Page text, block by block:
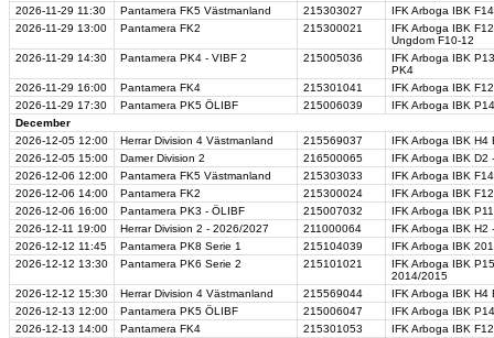
2026-11-29 11:30 Pantamera FK5 Västmanland 215303027
IFK Arboga IBK
2026-11-29 13:00 Pantamera FK2 215300021
IFK Arboga IBK
Ungdom F10-12
2026-11-29 14:30 Pantamera PK4 - VIBF 2 215005036
IFK Arboga IBK
PK4
2026-11-29 16:00 Pantamera FK4 215301041
IFK Arboga IBK
2026-11-29 17:30 Pantamera PK5 ÖLIBF 215006039
IFK Arboga IBK
December
2026-12-05 12:00 Herrar Division 4 Västmanland 215569037
IFK Arboga IBK H4
2026-12-05 15:00 Damer Division 2 216500065
IFK Arboga IBK D2
2026-12-06 12:00 Pantamera FK5 Västmanland 215303033
IFK Arboga IBK
2026-12-06 14:00 Pantamera FK2 215300024
IFK Arboga IBK
2026-12-06 16:00 Pantamera PK3 - ÖLIBF 215007032
IFK Arboga IBK
2026-12-11 19:00 Herrar Division 2 - 2026/2027 211000064
IFK Arboga IBK H2
2026-12-12 11:45 Pantamera PK8 Serie 1 215104039
IFK Arboga IBK
2026-12-12 13:30 Pantamera PK6 Serie 2 215101021
IFK Arboga IBK
2014/2015
2026-12-12 15:30 Herrar Division 4 Västmanland 215569044
IFK Arboga IBK H4
2026-12-13 12:00 Pantamera PK5 ÖLIBF 215006047
IFK Arboga IBK
2026-12-13 14:00 Pantamera FK4 215301053
IFK Arboga IBK